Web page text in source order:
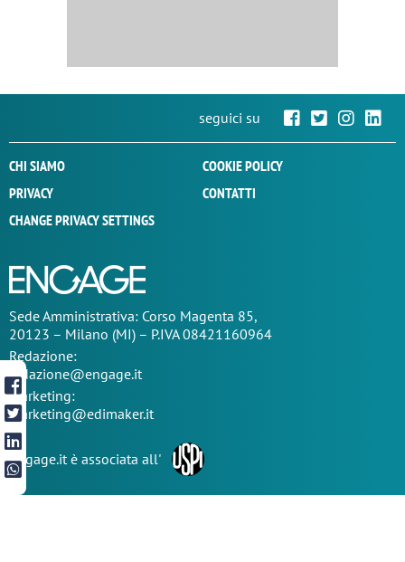
seguici su
CHI SIAMO
COOKIE POLICY
PRIVACY
CONTATTI
CHANGE PRIVACY SETTINGS
SedeAmministrativa: Corso Magenta 85,
20123 – Milano (MI) – P.IVA 08421160964
Redazione:
redazione@engage.it
Marketing:
marketing@edimaker.it
Engage.it è associata all'